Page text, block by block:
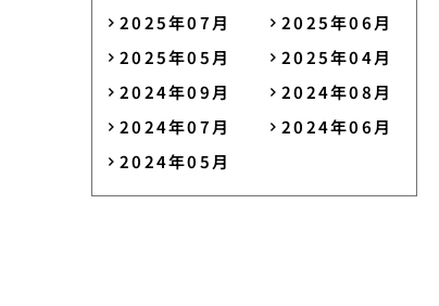
2025年07月
2025年06月
2025年05月
2025年04月
2024年09月
2024年08月
2024年07月
2024年06月
2024年05月